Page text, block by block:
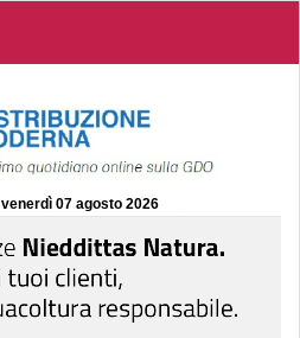
venerdì 07 agosto 2026